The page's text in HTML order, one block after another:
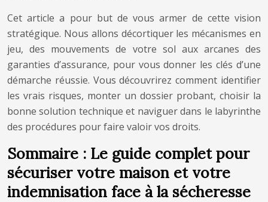
Cet article a pour but de vous armer de cette vision
stratégique. Nous allons décortiquer les mécanismes en
jeu, des mouvements de votre sol aux arcanes des
garanties d’assurance, pour vous donner les clés d’une
démarche réussie. Vous découvrirez comment identifier
les vrais risques, monter un dossier probant, choisir la
bonne solution technique et naviguer dans le labyrinthe
des procédures pour faire valoir vos droits.
Sommaire : Le guide complet pour
sécuriser votre maison et votre
indemnisation face à la sécheresse